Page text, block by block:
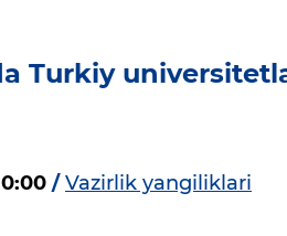
Turkiy
/ Vazirlik yangiliklari